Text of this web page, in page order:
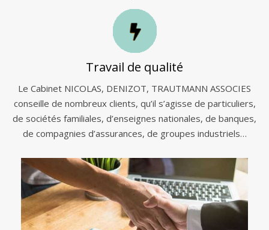
Travail de qualité
Le Cabinet NICOLAS, DENIZOT, TRAUTMANN ASSOCIES
conseille de nombreux clients, qu’il s’agisse de particuliers,
de sociétés familiales, d’enseignes nationales, de banques,
de compagnies d’assurances, de groupes industriels…